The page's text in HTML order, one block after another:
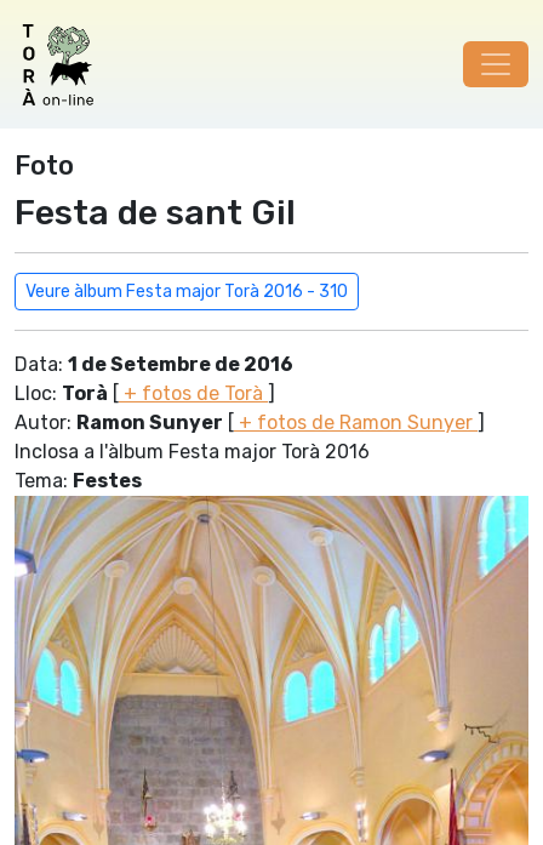
Foto
Festa de sant Gil
Veure àlbum Festa major Torà 2016 - 310
Data: 1 de Setembre de 2016
Lloc: Torà [ + fotos de Torà ]
Autor: Ramon Sunyer [ + fotos de Ramon Sunyer ]
Inclosa a l'àlbum Festa major Torà 2016
Tema: Festes